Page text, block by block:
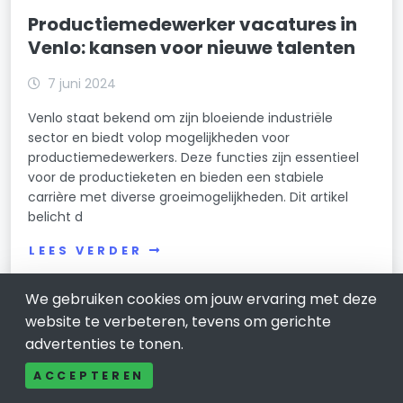
Productiemedewerker vacatures in
Venlo: kansen voor nieuwe talenten
7 juni 2024
Venlo staat bekend om zijn bloeiende industriële
sector en biedt volop mogelijkheden voor
productiemedewerkers. Deze functies zijn essentieel
voor de productieketen en bieden een stabiele
carrière met diverse groeimogelijkheden. Dit artikel
belicht d
LEES VERDER
We gebruiken cookies om jouw ervaring met deze
website te verbeteren, tevens om gerichte
advertenties te tonen.
ACCEPTEREN